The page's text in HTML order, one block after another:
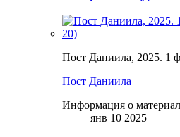
Пост Даниила, 2025. 1
Пост Даниила
Информация о
янв 10 2025